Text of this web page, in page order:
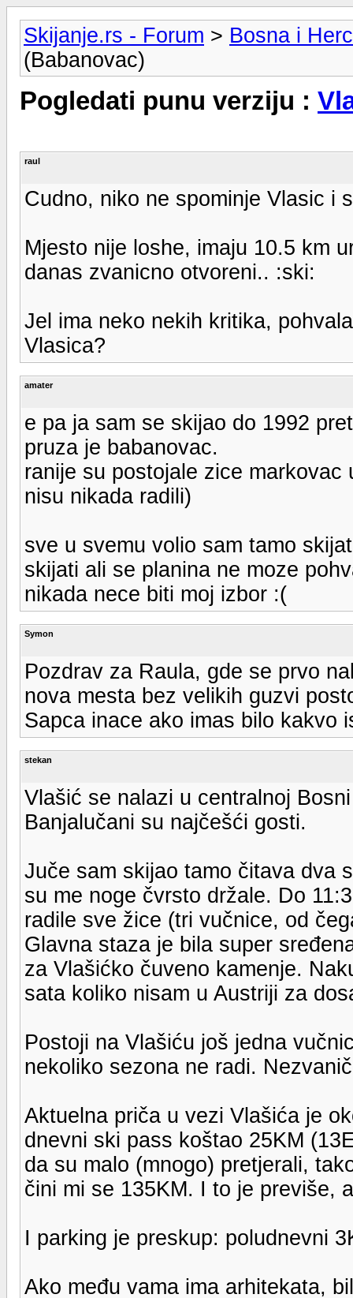
Skijanje.rs - Forum > Bosna i
(Babanovac)
Pogledati punu verziju :
raul
Cudno, niko ne spominje Vlasic i
Mjesto nije loshe, imaju 10.5 km
danas zvanicno otvoreni.. :ski:
Jel ima neko nekih kritika,
Vlasica?
amater
e pa ja sam se skijao do 1992
pruza je babanovac.
ranije su postojale zice
nisu nikada radili)
sve u svemu volio sam tamo
skijati ali se planina ne moze
nikada nece biti moj izbor :(
Symon
Pozdrav za Raula, gde se prvo
nova mesta bez velikih guzvi
Sapca inace ako imas bilo kakvo
stekan
Vlašić se nalazi u centralnoj
Banjalučani su najčešći gosti.
Juče sam skijao tamo čitava dva
su me noge čvrsto držale. Do
radile sve žice (tri vučnice, od
Glavna staza je bila super
za Vlašićko čuveno kamenje.
sata koliko nisam u Austriji za
Postoji na Vlašiću još jedna
nekoliko sezona ne radi.
Aktuelna priča u vezi Vlašića je
dnevni ski pass koštao 25KM
da su malo (mnogo) pretjerali,
čini mi se 135KM. I to je previše,
I parking je preskup: poludnevni
Ako među vama ima arhitekata,